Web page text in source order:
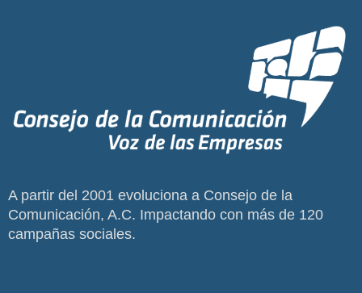
A partir del 2001 evoluciona a Consejo de la
Comunicación, A.C. Impactando con más de 120
campañas sociales.